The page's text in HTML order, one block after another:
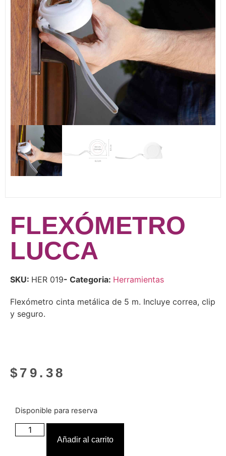
FLEXÓMETRO
LUCCA
SKU: HER 019- Categoria: Herramientas
Flexómetro cinta metálica de 5 m. Incluye correa, clip
y seguro.
$ 79.38
Disponible para reserva
Añadir al carrito